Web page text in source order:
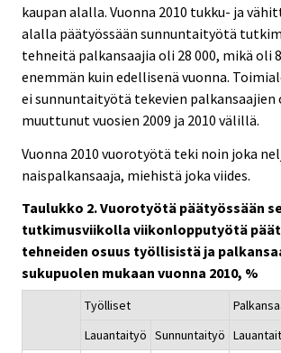
kaupan alalla. Vuonna 2010 tukku- ja
alalla päätyössään sunnuntaityötä
tehneitä palkansaajia oli 28 000, mikä oli
enemmän kuin edellisenä vuonna.
ei sunnuntaityötä tekevien palkansaajien
muuttunut vuosien 2009 ja 2010 välillä.
Vuonna 2010 vuorotyötä teki noin joka
naispalkansaaja, miehistä joka viides.
Taulukko 2. Vuorotyötä päätyössään
tutkimusviikolla viikonlopputyötä
tehneiden osuus työllisistä ja
sukupuolen mukaan vuonna 2010, %
Työlliset
Lauantaityö Sunnuntaityö